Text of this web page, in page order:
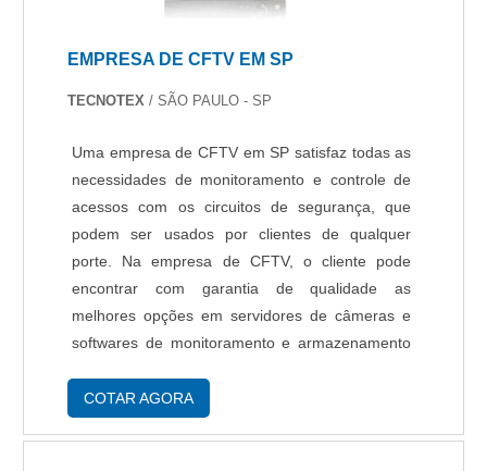
Automóveis) integram tecnologia avançada de
autorizados e garantindo maior rigor no controle
alto fluxo e estacionamentos, este tipo de
automação também pode ser integrado a
bancos de dados para o registro de entradas e
saídas. Esses sistemas robustos e confiáveis
atendem às necessidades específicas de
segurança e eficiência, sendo indispensáveis
para o setor corporativo.
EMPRESA DE CFTV EM SP
TECNOTEX / SÃO PAULO - SP
Uma empresa de CFTV em SP satisfaz todas as
necessidades de monitoramento e controle de
acessos com os circuitos de segurança, que
podem ser usados por clientes de qualquer
porte. Na empresa de CFTV, o cliente pode
encontrar com garantia de qualidade as
melhores opções em servidores de câmeras e
softwares de monitoramento e armazenamento
segurança através da internet. A empresa pode
COTAR AGORA